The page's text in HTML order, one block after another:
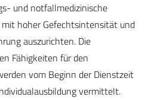
und notfallmedizinische
mit hoher Gefechtsintensität und
auszurichten. Die
Fähigkeiten für den
vom Beginn der Dienstzeit
vermittelt.